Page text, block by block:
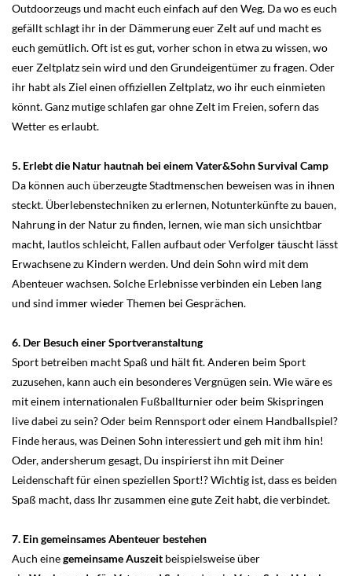
Outdoorzeugs und macht euch einfach auf den Weg. Da wo es euch
gefällt schlagt ihr in der Dämmerung euer Zelt auf und macht es
euch gemütlich. Oft ist es gut, vorher schon in etwa zu wissen, wo
euer Zeltplatz sein wird und den Grundeigentümer zu fragen. Oder
ihr habt als Ziel einen offiziellen Zeltplatz, wo ihr euch einmieten
könnt. Ganz mutige schlafen gar ohne Zelt im Freien, sofern das
Wetter es erlaubt.
5. Erlebt die Natur hautnah bei einem Vater&Sohn Survival Camp
Da können auch überzeugte Stadtmenschen beweisen was in ihnen
steckt. Überlebenstechniken zu erlernen, Notunterkünfte zu bauen,
Nahrung in der Natur zu finden, lernen, wie man sich unsichtbar
macht, lautlos schleicht, Fallen aufbaut oder Verfolger täuscht lässt
Erwachsene zu Kindern werden. Und dein Sohn wird mit dem
Abenteuer wachsen. Solche Erlebnisse verbinden ein Leben lang
und sind immer wieder Themen bei Gesprächen.
6. Der Besuch einer Sportveranstaltung
Sport betreiben macht Spaß und hält fit. Anderen beim Sport
zuzusehen, kann auch ein besonderes Vergnügen sein. Wie wäre es
mit einem internationalen Fußballturnier oder beim Skispringen
live dabei zu sein? Oder beim Rennsport oder einem Handballspiel?
Finde heraus, was Deinen Sohn interessiert und geh mit ihm hin!
Oder, andersherum gesagt, Du inspirierst ihn mit Deiner
Leidenschaft für einen speziellen Sport!? Wichtig ist, dass es beiden
Spaß macht, dass Ihr zusammen eine gute Zeit habt, die verbindet.
7. Ein gemeinsames Abenteuer bestehen
Auch einegemeinsame Auszeit beispielsweise über